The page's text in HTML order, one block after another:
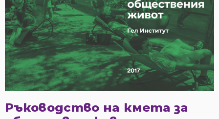
Ръководство на кмета за